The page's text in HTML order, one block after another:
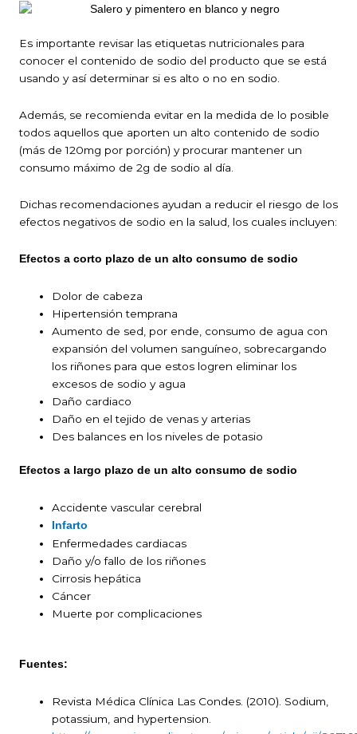
Es importante revisar las etiquetas nutricionales para
conocer el contenido de sodio del producto que se está
usando y así determinar si es alto o no en sodio.
Además, se recomienda evitar en la medida de lo posible
todos aquellos que aporten un alto contenido de sodio
(más de 120mg por porción) y procurar mantener un
consumo máximo de 2g de sodio al día.
Dichas recomendaciones ayudan a reducir el riesgo de los
efectos negativos de sodio en la salud, los cuales incluyen:
Efectos a corto plazo de un alto consumo de sodio
Dolor de cabeza
Hipertensión temprana
Aumento de sed, por ende, consumo de agua con
expansión del volumen sanguíneo, sobrecargando
los riñones para que estos logren eliminar los
excesos de sodio y agua
Daño cardiaco
Daño en el tejido de venas y arterias
Des balances en los niveles de potasio
Efectos a largo plazo de un alto consumo de sodio
Accidente vascular cerebral
Infarto
Enfermedades cardiacas
Daño y/o fallo de los riñones
Cirrosis hepática
Cáncer
Muerte por complicaciones
Fuentes:
Revista Médica Clínica Las Condes. (2010). Sodium,
potassium, and hypertension.